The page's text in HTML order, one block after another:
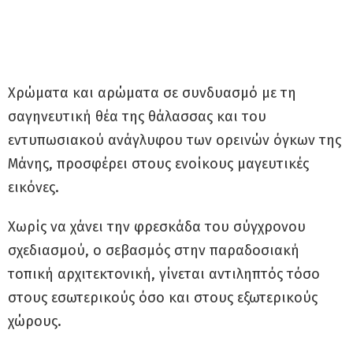
Χρώματα και αρώματα σε συνδυασμό με τη
σαγηνευτική θέα της θάλασσας και του
εντυπωσιακού ανάγλυφου των ορεινών όγκων της
Μάνης, προσφέρει στους ενοίκους μαγευτικές
εικόνες.
Χωρίς να χάνει την φρεσκάδα του σύγχρονου
σχεδιασμού, ο σεβασμός στην παραδοσιακή
τοπική αρχιτεκτονική, γίνεται αντιληπτός τόσο
στους εσωτερικούς όσο και στους εξωτερικούς
χώρους.